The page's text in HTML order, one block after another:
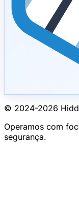
© 2024-2026
Operamos com
segurança.